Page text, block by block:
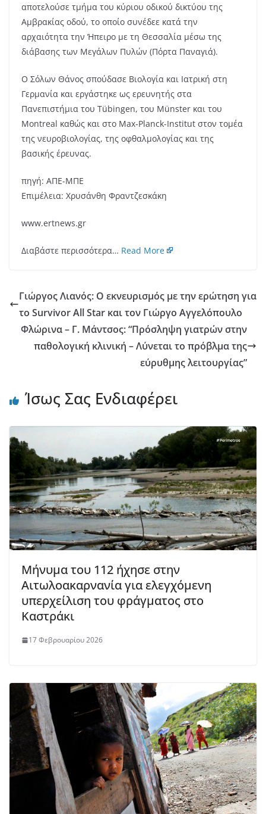
αποτελούσε τμήμα του κύριου οδικού δικτύου της
Αμβρακίας οδού, το οποίο συνέδεε κατά την
αρχαιότητα την Ήπειρο με τη Θεσσαλία μέσω της
διάβασης των Μεγάλων Πυλών (Πόρτα Παναγιά).
Ο Σόλων Θάνος σπούδασε Βιολογία και Ιατρική στη
Γερμανία και εργάστηκε ως ερευνητής στα
Πανεπιστήμια του Tübingen, του Münster και του
Montreal καθώς και στο Max-Planck-Institut στον τομέα
της νευροβιολογίας, της οφθαλμολογίας και της
βασικής έρευνας.
πηγή: ΑΠΕ-ΜΠΕ
Επιμέλεια: Χρυσάνθη Φραντζεσκάκη
www.ertnews.gr
Διαβάστε περισσότερα… Read More
Γιώργος Λιανός: Ο εκνευρισμός με την ερώτηση για
το Survivor All Star και τον Γιώργο Αγγελόπουλο
Φλώρινα – Γ. Μάντσος: “Πρόσληψη γιατρών στην
παθολογική κλινική – Λύνεται το πρόβλμα της
εύρυθμης λειτουργίας”
Ίσως Σας Ενδιαφέρει
Μήνυμα του 112 ήχησε στην
Αιτωλοακαρνανία για ελεγχόμενη
υπερχείλιση του φράγματος στο
Καστράκι
17 Φεβρουαρίου 2026